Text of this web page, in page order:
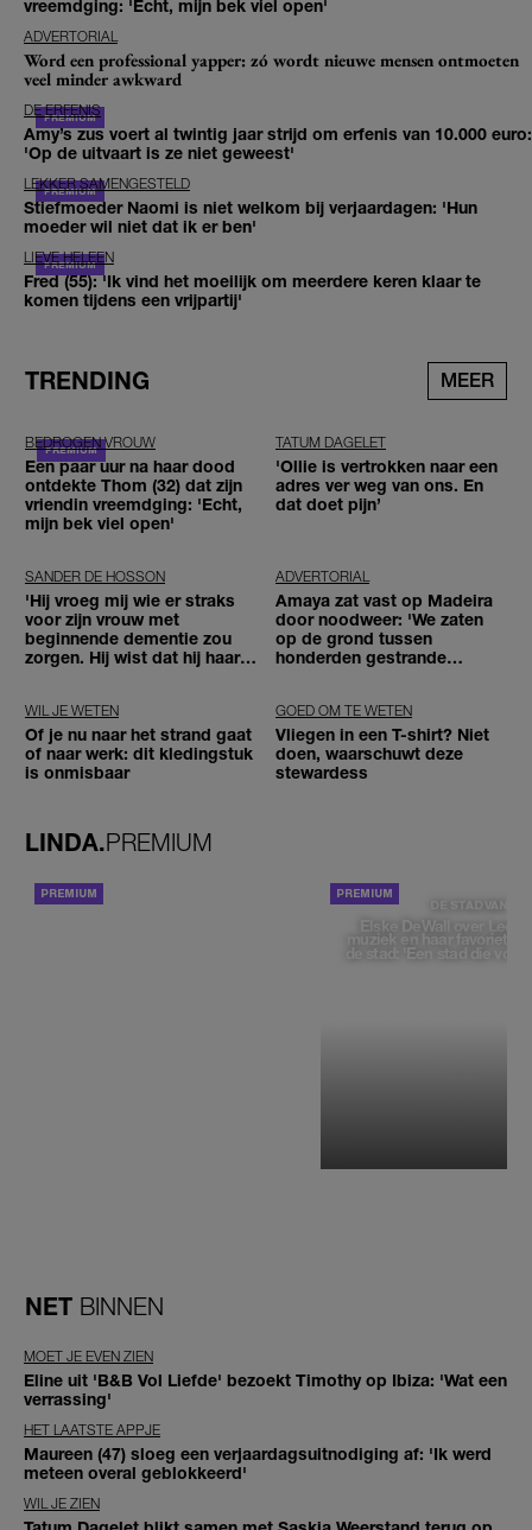
vreemdging: 'Echt, mijn bek viel open'
ADVERTORIAL
Word een professional yapper: zó wordt nieuwe mensen ontmoeten
veel minder awkward
DE ERFENIS
Amy’s zus voert al twintig jaar strijd om erfenis van 10.000 euro:
'Op de uitvaart is ze niet geweest'
LEKKER SAMENGESTELD
Stiefmoeder Naomi is niet welkom bij verjaardagen: 'Hun
moeder wil niet dat ik er ben'
LIEVE HELEEN
Fred (55): 'Ik vind het moeilijk om meerdere keren klaar te
komen tijdens een vrijpartij'
TRENDING MEER
BEDROGEN VROUW
Een paar uur na haar dood
ontdekte Thom (32) dat zijn
vriendin vreemdging: 'Echt,
mijn bek viel open'
TATUM DAGELET
'Ollie is vertrokken naar een
adres ver weg van ons. En
dat doet pijn’
SANDER DE HOSSON
'Hij vroeg mij wie er straks
voor zijn vrouw met
beginnende dementie zou
zorgen. Hij wist dat hij haar
ADVERTORIAL
Amaya zat vast op Madeira
door noodweer: 'We zaten
op de grond tussen
honderden gestrande
WIL JE WETEN
Of je nu naar het strand gaat
of naar werk: dit kledingstuk
is onmisbaar
GOED OM TE WETEN
Vliegen in een T-shirt? Niet
doen, waarschuwt deze
stewardess
LINDA.PREMIUM
DE STAD VAN
Elske DeWall over
muziek en haar favoriete
de stad: 'Een stad die
NET BINNEN
MOET JE EVEN ZIEN
Eline uit 'B&B Vol Liefde' bezoekt Timothy op Ibiza: 'Wat een
verrassing'
HET LAATSTE APPJE
Maureen (47) sloeg een verjaardagsuitnodiging af: 'Ik werd
meteen overal geblokkeerd'
WIL JE ZIEN